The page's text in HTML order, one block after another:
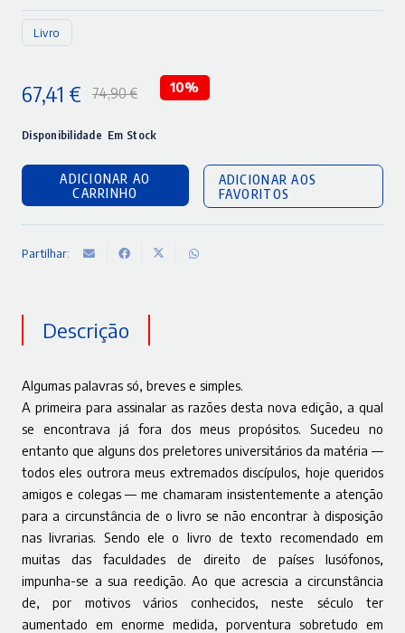
Livro
74,90€
preço
original
era:
74,90 €.
67,41 €
preço
atual
é:
67,41 €.
10%
Disponibilidade Em Stock
ADICIONAR AO
CARRINHO
ADICIONAR AOS
FAVORITOS
Partilhar:
Descrição
Algumas palavras só, breves e simples.
A primeira para assinalar as razões desta nova edição, a qual
se encontrava já fora dos meus propósitos. Sucedeu no
entanto que alguns dos preletores universitários da matéria —
todos eles outrora meus extremados discípulos, hoje queridos
amigos e colegas — me chamaram insistentemente a atenção
para a circunstância de o livro se não encontrar à disposição
nas livrarias. Sendo ele o livro de texto recomendado em
muitas das faculdades de direito de países lusófonos,
impunha-se a sua reedição. Ao que acrescia a circunstância
de, por motivos vários conhecidos, neste século ter
aumentado em enorme medida, porventura sobretudo em